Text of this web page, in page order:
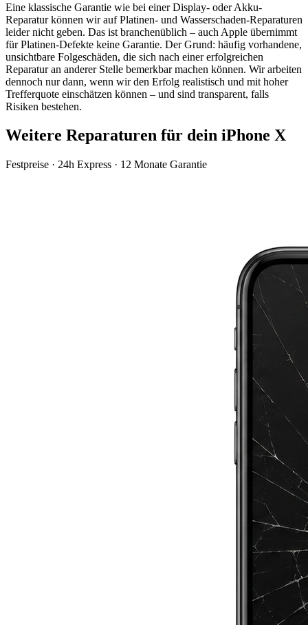
Eine klassische Garantie wie bei einer Display- oder Akku-
Reparatur können wir auf Platinen- und Wasserschaden-Reparaturen
leider nicht geben. Das ist branchenüblich – auch Apple übernimmt
für Platinen-Defekte keine Garantie. Der Grund: häufig vorhandene,
unsichtbare Folgeschäden, die sich nach einer erfolgreichen
Reparatur an anderer Stelle bemerkbar machen können. Wir arbeiten
dennoch nur dann, wenn wir den Erfolg realistisch und mit hoher
Trefferquote einschätzen können – und sind transparent, falls
Risiken bestehen.
Weitere Reparaturen für dein iPhone X
Festpreise · 24h Express · 12 Monate Garantie